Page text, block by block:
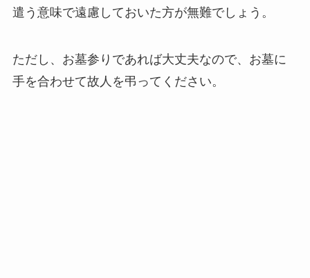
遣う意味で遠慮しておいた方が無難でしょう。
ただし、お墓参りであれば大丈夫なので、お墓に
手を合わせて故人を弔ってください。